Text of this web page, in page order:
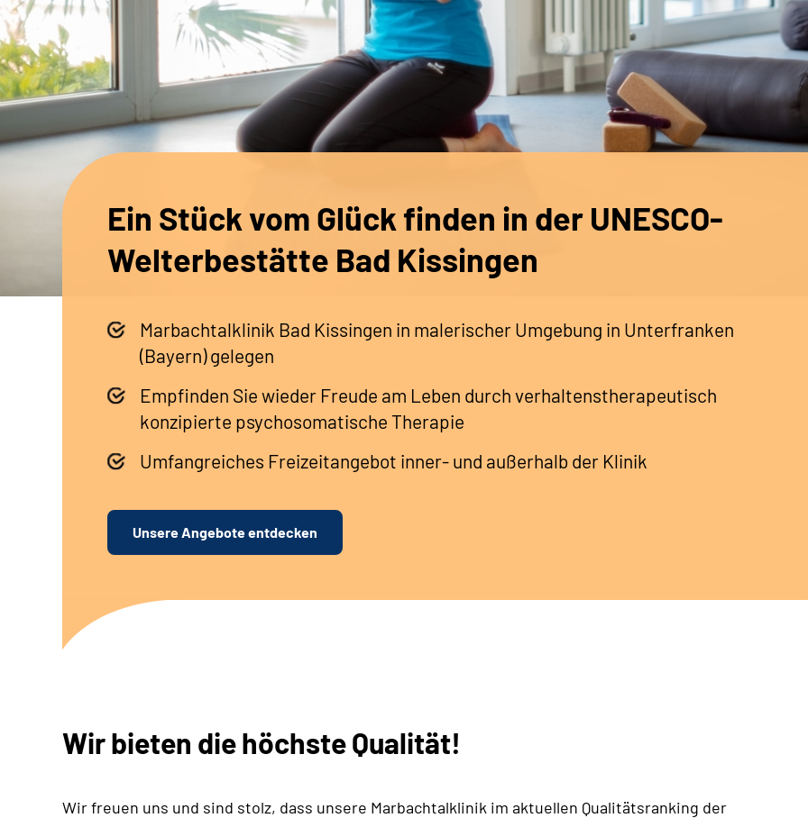
Ein Stück vom Glück finden in der UNESCO-
Welterbestätte Bad Kissingen
Marbachtalklinik Bad Kissingen in malerischer Umgebung in Unterfranken
(Bayern) gelegen
Empfinden Sie wieder Freude am Leben durch verhaltenstherapeutisch
konzipierte psychosomatische Therapie
Umfangreiches Freizeitangebot inner- und außerhalb der Klinik
Unsere Angebote entdecken
Wir bieten die höchste Qualität!
Wir freuen uns und sind stolz, dass unsere Marbachtalklinik im aktuellen Qualitätsranking der